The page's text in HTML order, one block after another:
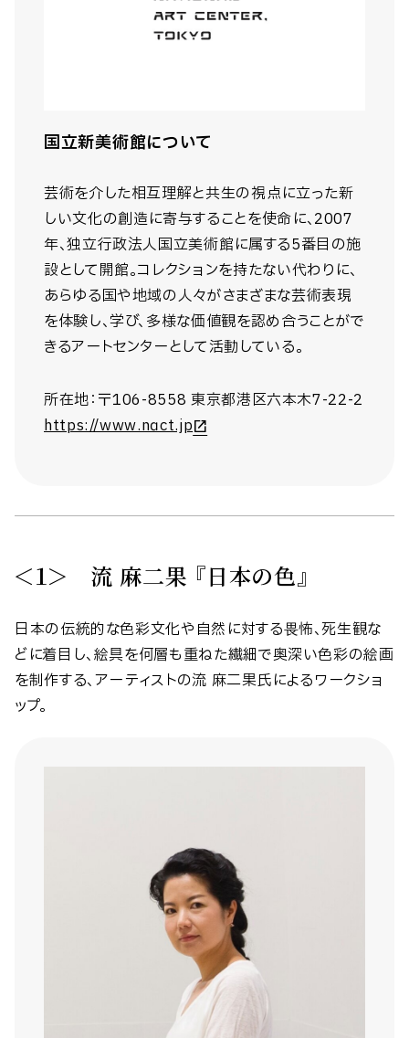
国立新美術館について
芸術を介した相互理解と共生の視点に立った新
しい文化の創造に寄与することを使命に、2007
年、独立行政法人国立美術館に属する5番目の施
設として開館。コレクションを持たない代わりに、
あらゆる国や地域の人々がさまざまな芸術表現
を体験し、学び、多様な価値観を認め合うことがで
きるアートセンターとして活動している。
所在地：〒106-8558 東京都港区六本木7-22-2
https://www.nact.jp
＜１＞ 流 麻二果 『日本の色』
日本の伝統的な色彩文化や自然に対する畏怖、死生観な
どに着目し、絵具を何層も重ねた繊細で奥深い色彩の絵画
を制作する、アーティストの流 麻二果氏によるワークショ
ップ。